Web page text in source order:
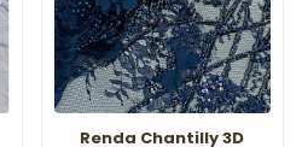
Renda Chantilly 3D